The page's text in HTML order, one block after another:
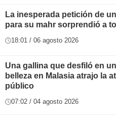
La inesperada petición de
para su mahr sorprendió a
18:01 / 06 agosto 2026
Una gallina que desfiló en
belleza en Malasia atrajo la
público
07:02 / 04 agosto 2026